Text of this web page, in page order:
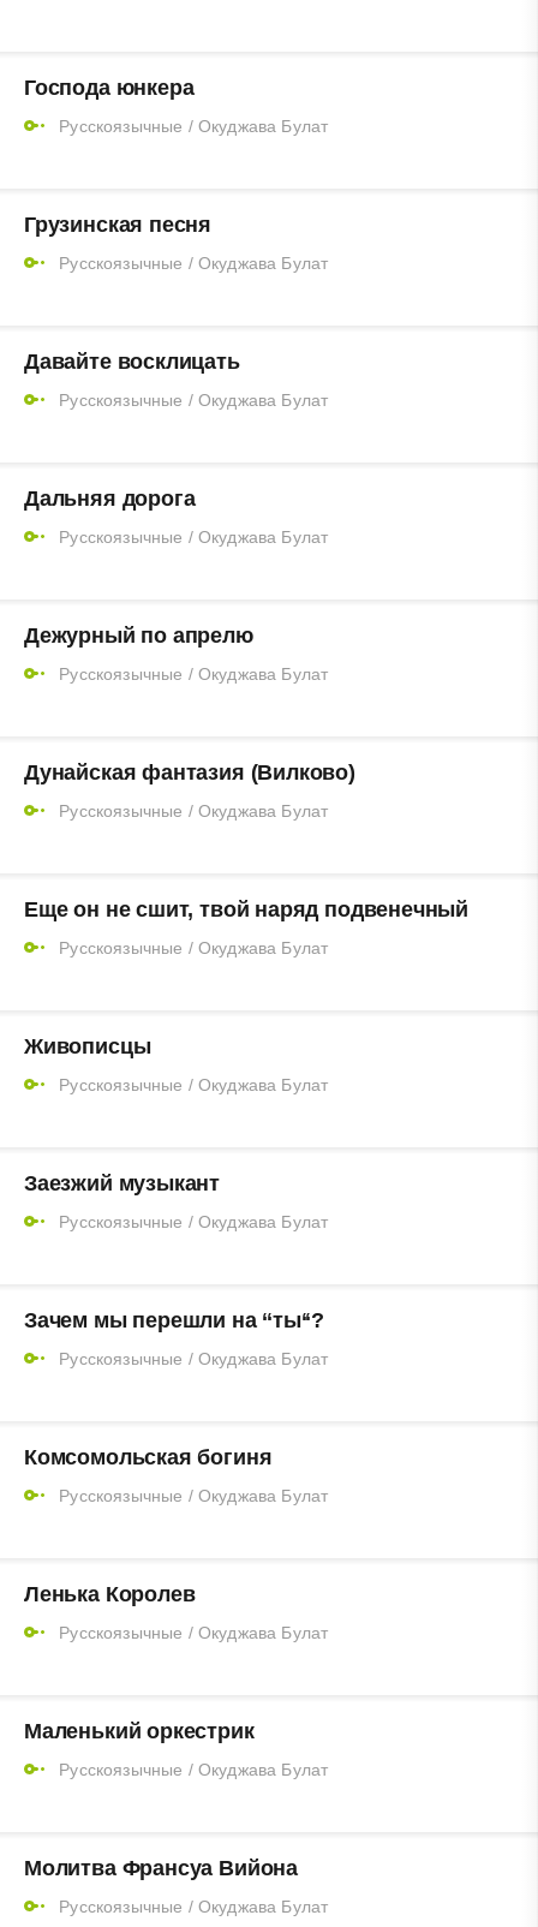
Господа юнкера
Русскоязычные / Окуджава Булат
Грузинская песня
Русскоязычные / Окуджава Булат
Давайте восклицать
Русскоязычные / Окуджава Булат
Дальняя дорога
Русскоязычные / Окуджава Булат
Дежурный по апрелю
Русскоязычные / Окуджава Булат
Дунайская фантазия (Вилково)
Русскоязычные / Окуджава Булат
Еще он не сшит, твой наряд подвенечный
Русскоязычные / Окуджава Булат
Живописцы
Русскоязычные / Окуджава Булат
Заезжий музыкант
Русскоязычные / Окуджава Булат
Зачем мы перешли на ‘‘ты‘‘?
Русскоязычные / Окуджава Булат
Комсомольская богиня
Русскоязычные / Окуджава Булат
Ленька Королев
Русскоязычные / Окуджава Булат
Маленький оркестрик
Русскоязычные / Окуджава Булат
Молитва Франсуа Вийона
Русскоязычные / Окуджава Булат